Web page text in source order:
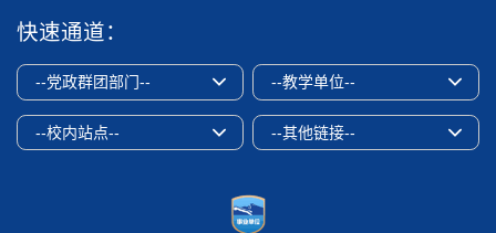
快速通道：
--党政群团部门-- --教学单位--
--校内站点-- --其他链接--